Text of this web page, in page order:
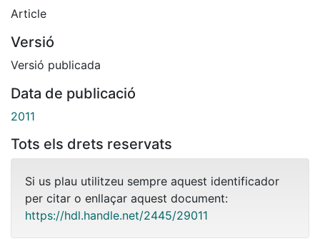
Article
Versió
Versió publicada
Data de publicació
2011
Tots els drets reservats
Si us plau utilitzeu sempre aquest identificador
per citar o enllaçar aquest document:
https://hdl.handle.net/2445/29011